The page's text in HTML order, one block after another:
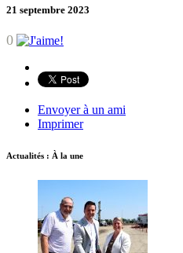
21 septembre 2023
0
Envoyer à un ami
Imprimer
Actualités : À la une